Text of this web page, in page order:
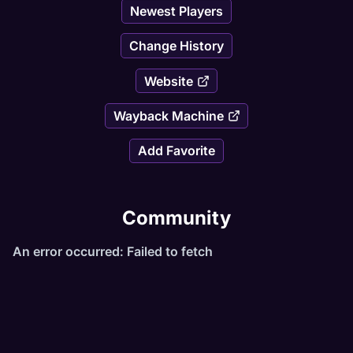
Evento bomberman;
Evento dos castelos;
Peace Days (quatro (4) primeiros dias do mês com
Novos itens, novos monstros e novas vocações
(Drunou, Infernalist e Knocker);
Newest Players
Change History
Website
Wayback Machine
Add Favorite
Community